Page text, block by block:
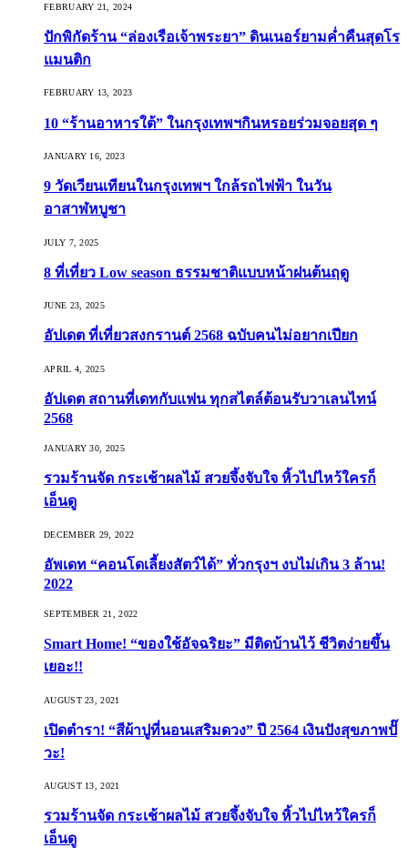
FEBRUARY 21, 2024
ปักพิกัดร้าน “ล่องเรือเจ้าพระยา” ดินเนอร์ยามค่ำคืนสุดโร
แมนติก
FEBRUARY 13, 2023
10 “ร้านอาหารใต้” ในกรุงเทพฯกินหรอยร่วมจอยสุด ๆ
JANUARY 16, 2023
9 วัดเวียนเทียนในกรุงเทพฯ ใกล้รถไฟฟ้า ในวัน
อาสาฬหบูชา
JULY 7, 2025
8 ที่เที่ยว Low season ธรรมชาติแบบหน้าฝนต้นฤดู️
JUNE 23, 2025
อัปเดต ที่เที่ยวสงกรานต์ 2568 ฉบับคนไม่อยากเปียก
APRIL 4, 2025
อัปเดต สถานที่เดทกับแฟน ทุกสไตล์ต้อนรับวาเลนไทน์
2568
JANUARY 30, 2025
รวมร้านจัด กระเช้าผลไม้ สวยจึ้งจับใจ หิ้วไปไหว้ใครก็
เอ็นดู
DECEMBER 29, 2022
อัพเดท “คอนโดเลี้ยงสัตว์ได้” ทั่วกรุงฯ งบไม่เกิน 3 ล้าน!
2022
SEPTEMBER 21, 2022
Smart Home! “ของใช้อัจฉริยะ” มีติดบ้านไว้ ชีวิตง่ายขึ้น
เยอะ!!
AUGUST 23, 2021
เปิดตำรา! “สีผ้าปูที่นอนเสริมดวง” ปี 2564 เงินปังสุขภาพปั๊
วะ!
AUGUST 13, 2021
รวมร้านจัด กระเช้าผลไม้ สวยจึ้งจับใจ หิ้วไปไหว้ใครก็
เอ็นดู